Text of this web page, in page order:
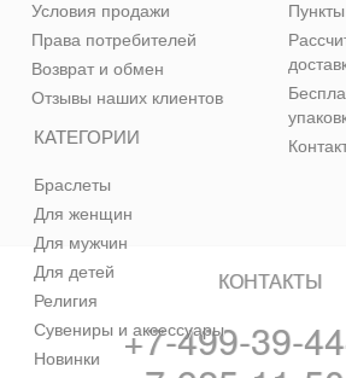
КАТЕГОРИИ
Браслеты
Для женщин
Для мужчин
Для детей
Религия
Сувениры и аксессуары
Новинки
Условия продажи
Права потребителей
Возврат и обмен
Отзывы наших клиентов
КОНТАКТЫ
+7-499-39-